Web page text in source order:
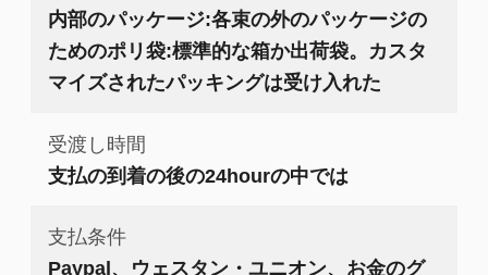
内部のパッケージ:各束の外のパッケージの
ためのポリ袋:標準的な箱か出荷袋。カスタ
マイズされたパッキングは受け入れた
受渡し時間
支払の到着の後の24hourの中では
支払条件
Paypal、ウェスタン・ユニオン、お金のグ